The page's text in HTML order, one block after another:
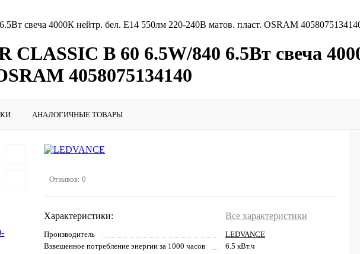
свеча 4000К нейтр. бел. E14 550лм 220-240В матов. пласт. OSRAM
CLASSIC B 60 6.5W/840 6.5Вт свеча
4058075134140
АНАЛОГИЧНЫЕ ТОВАРЫ
Отзывов: 0
Характеристики: Все характеристики
Производитель
LEDVANCE
Взвешенное потребление энергии за 1000 часов
6.5 кВт.ч